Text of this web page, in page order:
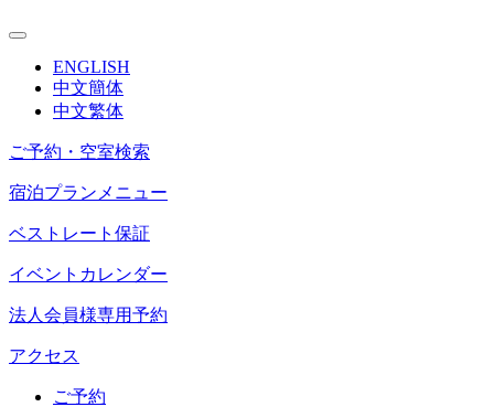
ENGLISH
中文簡体
中文繁体
ご予約・空室検索
宿泊プランメニュー
ベストレート保証
イベントカレンダー
法人会員様専用予約
アクセス
ご予約